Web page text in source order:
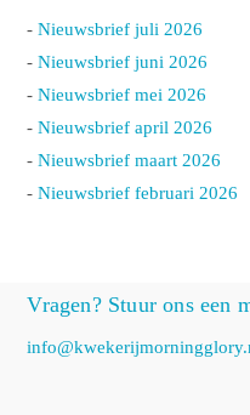
-Nieuwsbrief juli 2026
-Nieuwsbrief juni 2026
-Nieuwsbrief mei 2026
-Nieuwsbrief april 2026
-Nieuwsbrief maart 2026
-Nieuwsbrief februari 2026
Vragen? Stuur ons een